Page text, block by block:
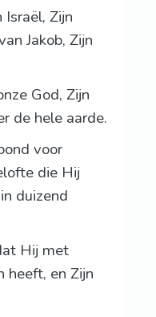
Israël, Zijn
Jakob, Zijn
God, Zijn
de hele aarde.
voor
die Hij
duizend
Hij met
heeft, en Zijn